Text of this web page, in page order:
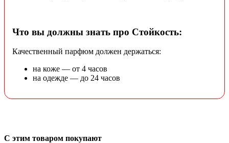
Что вы должны знать про Стойкость:
Качественный парфюм должен держаться:
на коже — от 4 часов
на одежде — до 24 часов
С этим товаром покупают